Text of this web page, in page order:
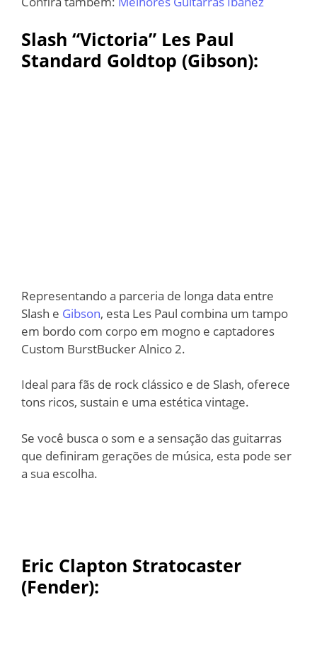
Slash “Victoria” Les Paul
Standard Goldtop (Gibson):
Representando a parceria de longa data entre
Slash e Gibson, esta Les Paul combina um tampo
em bordo com corpo em mogno e captadores
Custom BurstBucker Alnico 2.
Ideal para fãs de rock clássico e de Slash, oferece
tons ricos, sustain e uma estética vintage.
Se você busca o som e a sensação das guitarras
que definiram gerações de música, esta pode ser
a sua escolha.
Eric Clapton Stratocaster
(Fender):